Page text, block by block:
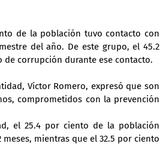
de la población tuvo contacto con
del año. De este grupo, el 45.2
corrupción durante ese contacto.
Víctor Romero, expresó que son
comprometidos con la prevención
el 25.4 por ciento de la población
mientras que el 32.5 por ciento